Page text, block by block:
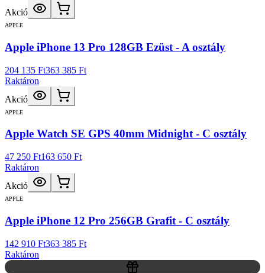
Akció
APPLE
Apple iPhone 13 Pro 128GB Ezüst - A osztály
204 135 Ft363 385 Ft
Raktáron
Akció
APPLE
Apple Watch SE GPS 40mm Midnight - C osztály
47 250 Ft163 650 Ft
Raktáron
Akció
APPLE
Apple iPhone 12 Pro 256GB Grafit - C osztály
142 910 Ft363 385 Ft
Raktáron